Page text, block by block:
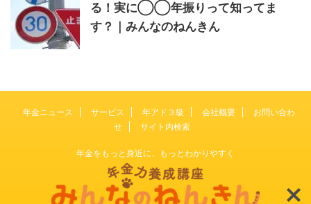
る！実に◯◯年振りって知ってま
す？｜みんなのねんきん
年金ニュース サービス 年アド３級 会社概要
お問い合わ
せ
サイト内検索
年金をもっと身近に、もっとわかりやすく